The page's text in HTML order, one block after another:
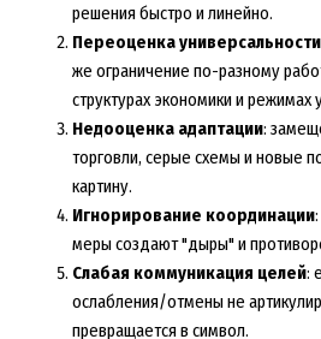
решения быстро и линейно.
Переоценка
же ограничение по-разному
структурах экономики и режимах
Недооценка адаптации:
торговли, серые схемы и новые
картину.
Игнорирование координации
меры создают "дыры" и
Слабая коммуникация целей:
ослабления/отмены не
превращается в символ.